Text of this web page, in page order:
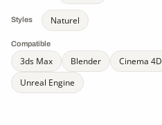
Styles Naturel
Compatible
3ds Max Blender Cinema 4D
Unreal Engine